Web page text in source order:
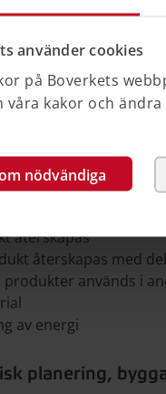
använder cookies
på Boverkets
kakor och
nödvändiga
tre om smartare
förlänga livslängden
ta vara på material.
samma produkt
resurseffektiv
produkt
av produkten
återskapas
återskapas med
produkter används i
av energi
planering,